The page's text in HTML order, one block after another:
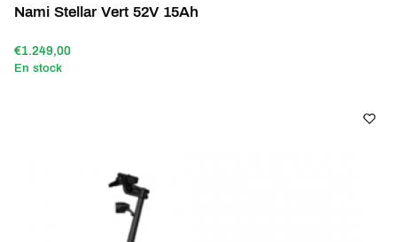
Nami Stellar Vert 52V 15Ah
€1.249,00
En stock